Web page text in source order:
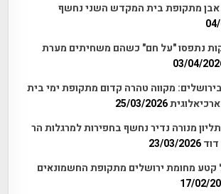
אבן מתקופת בית המקדש השני נחשף
נתפסו "על חם" כשהם משחיתים מערת
03/04/
מקווה טהרה קדום מתקופת ימי בית
25/03/2026
מנורה נדיר נחשף בחפירות למרגלות הר
23/03/2026
מחומת ירושלים מתקופת החשמונאים
17/02/